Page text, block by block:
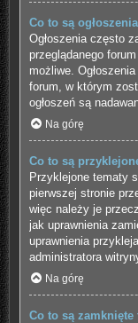
Co to są
Ogłoszenia często
przeglądanego
możliwe.
forum, w którym
ogłoszeń są
Na górę
Co to są
Przyklejone tematy
pierwszej stronie
więc należy je
jak uprawnienia
uprawnienia
administratora
Na górę
Co to są zamknięte